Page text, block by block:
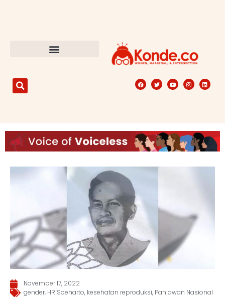
November 17, 2022
gender, HR Soeharto, kesehatan reproduksi, Pahlawan Nasional